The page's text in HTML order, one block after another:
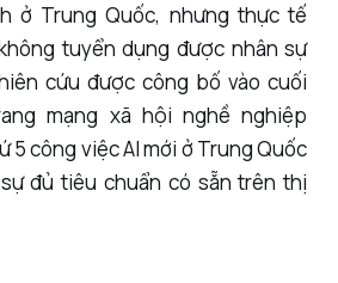
ở Trung Quốc, nhưng thực tế
tuyển dụng được nhân sự
cứu được công bố vào cuối
mạng xã hội nghề nghiệp
5 công việc AI mới ở Trung Quốc
đủ tiêu chuẩn có sẵn trên thị